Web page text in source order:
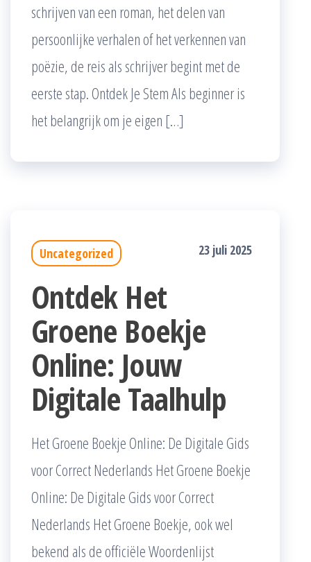
schrijven van een roman, het delen van
persoonlijke verhalen of het verkennen van
poëzie, de reis als schrijver begint met de
eerste stap. Ontdek Je Stem Als beginner is
het belangrijk om je eigen […]
Uncategorized 23 juli 2025
Ontdek Het
Groene Boekje
Online: Jouw
Digitale Taalhulp
Het Groene Boekje Online: De Digitale Gids
voor Correct Nederlands Het Groene Boekje
Online: De Digitale Gids voor Correct
Nederlands Het Groene Boekje, ook wel
bekend als de officiële Woordenlijst